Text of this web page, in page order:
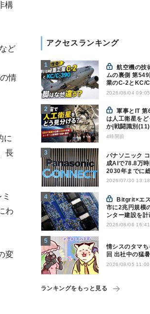
構
ど
情
に
長
わ
変
アクセスランキング
航空機の技術とメカニズ
ムの裏側 第
業のC-2とKC/
なぜ違う? - 降
2026/08/04 09:05
軍事とIT 第674回 宇宙で
は人工衛星を
か|戦闘識別(11)
4時間前
パナソニック
成AIで78.8万
2030年までに
10％削減へ
2026/07/30 13:18
市に2兆円規模
ンター建設を計
2026/08/06 16:41
情シスのタマ
回 出社中の猛
2026/08/05 11:00
ランキングをもっと見る